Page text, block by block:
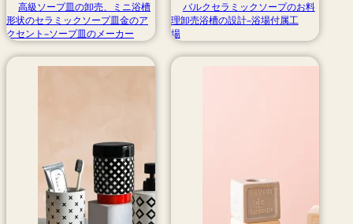
高級ソープ皿の卸売、ミニ浴槽
形状のセラミックソープ皿金のア
クセント–ソープ皿のメーカー
バルクセラミックソープのお料
理卸売浴槽の設計–浴場付属工
場